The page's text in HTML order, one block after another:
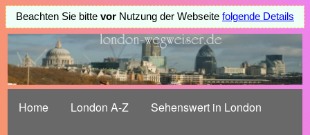
Beachten Sie bitte vor Nutzung der Webseite folgende Details
Home London A-Z Sehenswert in London